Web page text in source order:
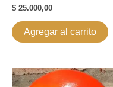
$ 25.000,00
Agregar al carrito